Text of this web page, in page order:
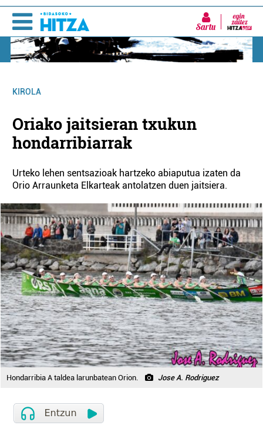
Sartu
KIROLA
Oriako jaitsieran txukun
hondarribiarrak
Urteko lehen sentsazioak hartzeko abiaputua izaten da
Orio Arraunketa Elkarteak antolatzen duen jaitsiera.
Hondarribia A taldea larunbatean Orion. Jose A. Rodriguez